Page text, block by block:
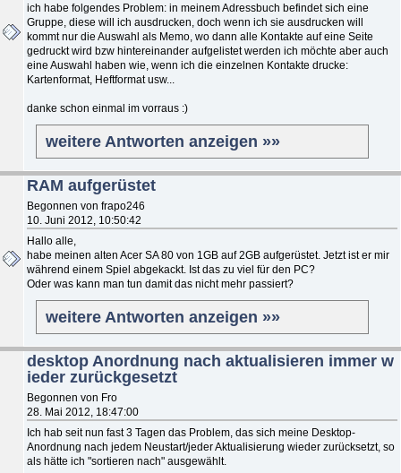
ich habe folgendes Problem: in meinem Adressbuch befindet sich eine
Gruppe, diese will ich ausdrucken, doch wenn ich sie ausdrucken will
kommt nur die Auswahl als Memo, wo dann alle Kontakte auf eine Seite
gedruckt wird bzw hintereinander aufgelistet werden ich möchte aber auch
eine Auswahl haben wie, wenn ich die einzelnen Kontakte drucke:
Kartenformat, Heftformat usw...
danke schon einmal im vorraus :)
weitere Antworten anzeigen »»
RAM aufgerüstet
Begonnen von frapo246
10. Juni 2012, 10:50:42
Hallo alle,
habe meinen alten Acer SA 80 von 1GB auf 2GB aufgerüstet. Jetzt ist er mir
während einem Spiel abgekackt. Ist das zu viel für den PC?
Oder was kann man tun damit das nicht mehr passiert?
weitere Antworten anzeigen »»
desktop Anordnung nach aktualisieren immer w
ieder zurückgesetzt
Begonnen von Fro
28. Mai 2012, 18:47:00
Ich hab seit nun fast 3 Tagen das Problem, das sich meine Desktop-
Anordnung nach jedem Neustart/jeder Aktualisierung wieder zurücksetzt, so
als hätte ich "sortieren nach" ausgewählt.